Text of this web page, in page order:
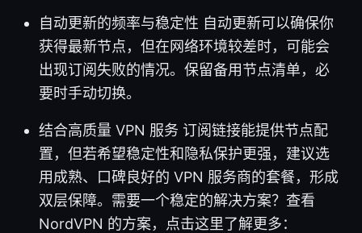
自动更新的频率与稳定性 自动更新可以确保你
获得最新节点，但在网络环境较差时，可能会
出现订阅失败的情况。保留备用节点清单，必
要时手动切换。
结合高质量 VPN 服务 订阅链接能提供节点配
置，但若希望稳定性和隐私保护更强，建议选
用成熟、口碑良好的 VPN 服务商的套餐，形成
双层保障。需要一个稳定的解决方案？查看
NordVPN 的方案，点击这里了解更多：